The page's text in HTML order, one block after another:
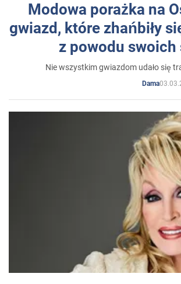
Modowa porażka na
gwiazd, które zhańbiły
z powodu
Nie wszystkim gwiazdom udało się
Dama